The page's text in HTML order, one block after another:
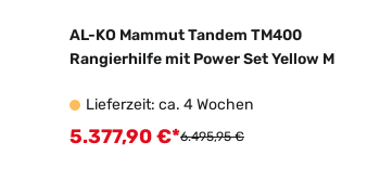
AL-KO Mammut Tandem TM400
Rangierhilfe mit Power Set Yellow M
Lieferzeit: ca. 4 Wochen
Verkaufspreis:
5.377,90 €*Regulärer Preis:
6.495,95 €